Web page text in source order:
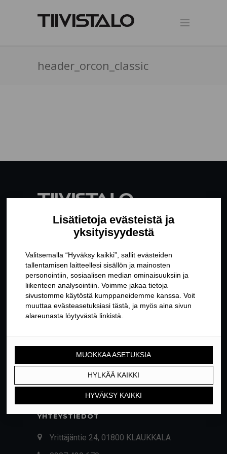
header_orcon_classic
YHTEYSTIEDOT
Yrittäjäntie 24, 01800 KLAUKKALA